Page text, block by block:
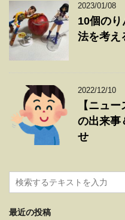
2023/01/08
10個の
法を考え
2022/12/10
【ニュ
の出来事
せ
最近の投稿